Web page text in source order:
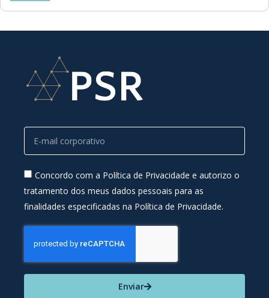
Concordo com a Política de Privacidade e autorizo o
tratamento dos meus dados pessoais para as
finalidades especificadas na Política de Privacidade.
Enviar